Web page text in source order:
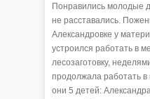
Понравились молодые
не расставались.
Александровке у
устроился работать в
лесозаготовку,
продолжала работать в
они 5 детей: